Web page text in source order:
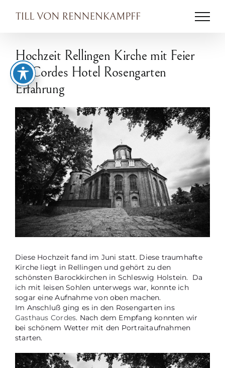
Inhalt
Hochzeit Rellingen Kirche mit Feier
im Cordes Hotel Rosengarten
Erfahrung
Zeige
grösseres
Bild
Diese Hochzeit fand im Juni statt. Diese traumhafte
Kirche liegt in Rellingen und gehört zu den
schönsten Barockkirchen in Schleswig Holstein. Da
ich mit leisen Sohlen unterwegs war, konnte ich
sogar eine Aufnahme von oben machen.
Im Anschluß ging es in den Rosengarten ins
Gasthaus Cordes. Nach dem Empfang konnten wir
bei schönem Wetter mit den Portraitaufnahmen
starten.